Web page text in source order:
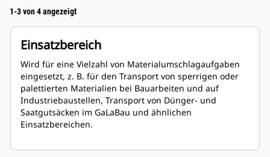
1-3 von 4 angezeigt
Einsatzbereich
Wird für eine Vielzahl von Materialumschlagaufgaben
eingesetzt, z. B. für den Transport von sperrigen oder
palettierten Materialien bei Bauarbeiten und auf
Industriebaustellen, Transport von Dünger- und
Saatgutsäcken im GaLaBau und ähnlichen
Einsatzbereichen.